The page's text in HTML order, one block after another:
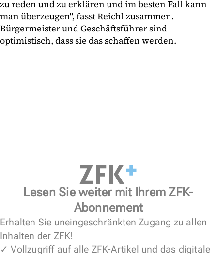
zu reden und zu erklären und im besten Fall kann
man überzeugen", fasst Reichl zusammen.
Bürgermeister und Geschäftsführer sind
optimistisch, dass sie das schaffen werden.
Lesen Sie weiter mit Ihrem ZFK-
Abonnement
Erhalten Sie uneingeschränkten Zugang zu allen
Inhalten der ZFK!
✓ Vollzugriff auf alle ZFK-Artikel und das digitale